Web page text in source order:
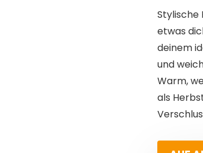
Stylische
etwas
deinem
und
Warm,
als